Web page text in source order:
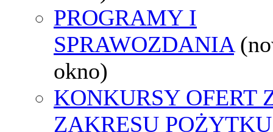
PROGRAMY I
SPRAWOZDANIA
okno)
KONKURSY OFERT
ZAKRESU POŻYTKU